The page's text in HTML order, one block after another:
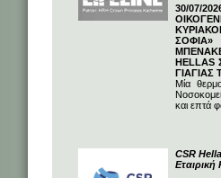
30/07/
ΣΟΦΙΑ»
ΓΙΑΓΙΑΣ
Μία
και επτά
CSR